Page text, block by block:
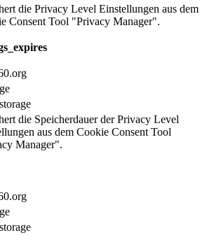
die Privacy Level Einstellungen aus dem
Consent Tool "Privacy Manager".
die Speicherdauer der Privacy Level
aus dem Cookie Consent Tool
Manager".